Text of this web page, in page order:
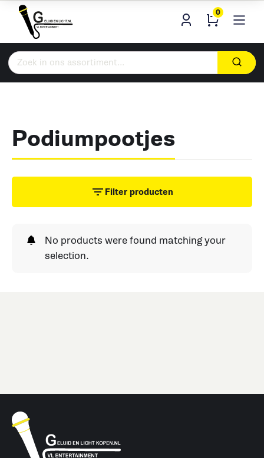
0
Zoeken
naar:
Podiumpootjes
Filter producten
No products were found matching your
selection.